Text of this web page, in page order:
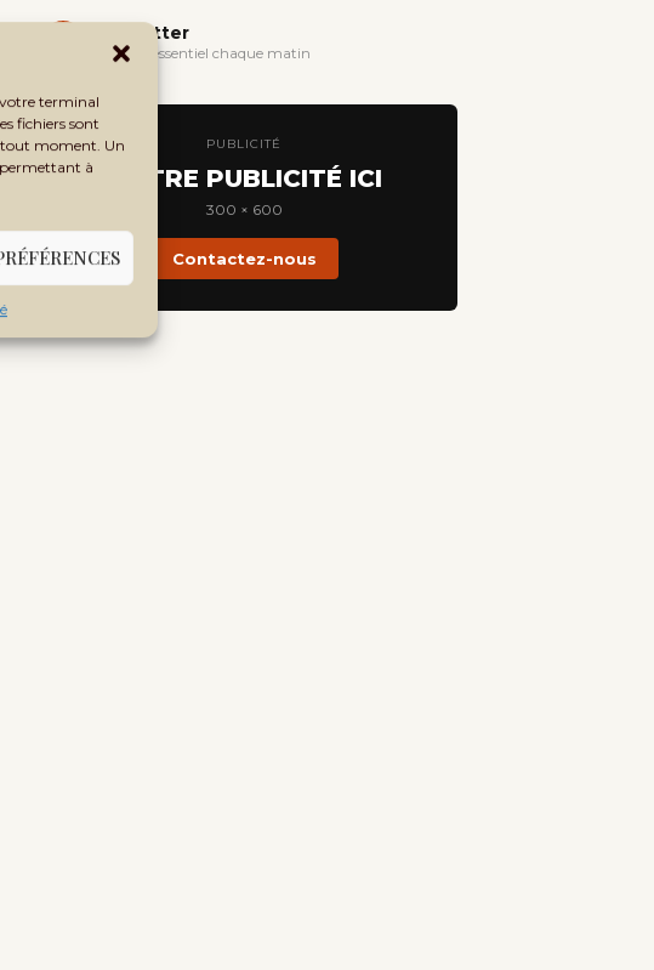
votre terminal
fichiers sont
tout moment. Un
à
Newsletter
Recevoir l'essentiel chaque matin
PUBLICITÉ
VOTRE PUBLICITÉ ICI
300 × 600
Contactez-nous